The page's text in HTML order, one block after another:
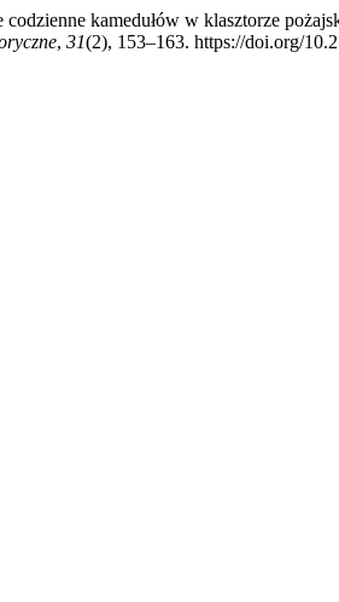
codzienne kamedułów w klasztorze
, 31(2), 153–163. https://doi.org/